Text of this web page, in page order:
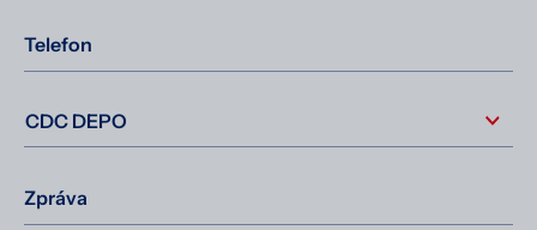
Telefon
Zpráva